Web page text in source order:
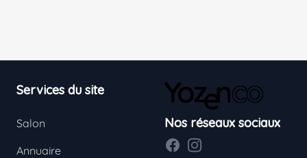
Services du site
Salon
Annuaire
Nos réseaux sociaux
FacebookInstagram